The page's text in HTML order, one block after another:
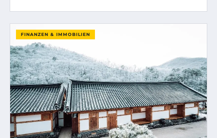
FINANZEN & IMMOBILIEN